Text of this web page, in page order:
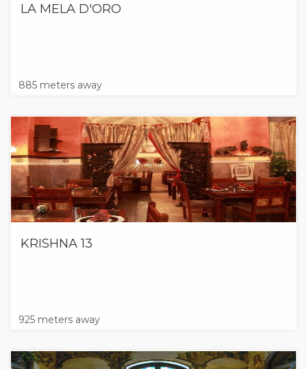
LA MELA D'ORO
885 meters away
KRISHNA 13
925 meters away